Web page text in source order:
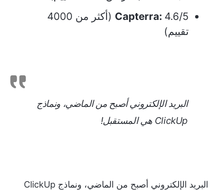
Capterra:
4.6/5 (أكثر من 4000
تقييم)
البريد الإلكتروني أصبح من الماضي، ونماذج
ClickUp هي المستقبل!
البريد الإلكتروني أصبح من الماضي، ونماذج ClickUp